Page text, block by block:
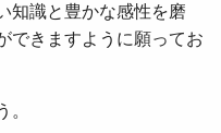
知識と豊かな感性を磨
できますように願ってお
。